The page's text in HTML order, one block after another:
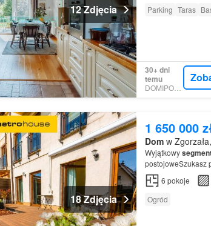
12 Zdjęcia
Parking Taras
30+ dni
temu
DOMIPORTA
18 Zdjęcia
1 650 000
Domw
Wyjątkowy
postojoweSzukasz
oferta spełni
6 pokoje
Ogród